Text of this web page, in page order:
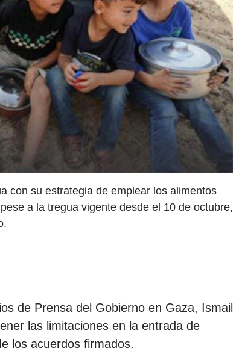
con su estrategia de emplear los alimentos
a la tregua vigente desde el 10 de octubre,
de Prensa del Gobierno en Gaza, Ismail
las limitaciones en la entrada de
los acuerdos firmados.